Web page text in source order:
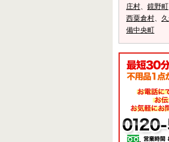
庄村、 鏡野町
西粟倉村、
備中央町